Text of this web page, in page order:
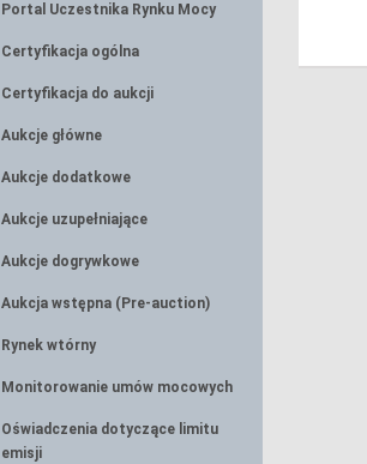
Portal Uczestnika Rynku Mocy
Certyfikacja ogólna
Certyfikacja do aukcji
Aukcje główne
Aukcje dodatkowe
Aukcje uzupełniające
Aukcje dogrywkowe
Aukcja wstępna (Pre-auction)
Rynek wtórny
Monitorowanie umów mocowych
Oświadczenia dotyczące limitu
emisji